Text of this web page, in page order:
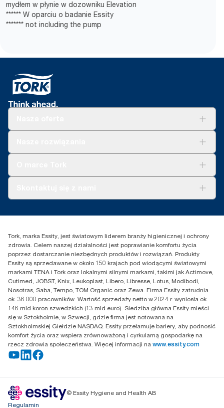
mydłem w płynie w dozowniku Elevation
****** W oparciu o badanie Essity
******* not including the pump
Reklamacja produktu
Przedstawiciele handlowi
Puławska 180
02-670 Warszawa
Polska
Tork, marka Essity, jest światowym liderem branży higienicznej i ochrony
zdrowia. Celem naszej działalności jest poprawianie komfortu życia
poprzez dostarczanie niezbędnych produktów i rozwiązań. Produkty
Essity są sprzedawane w około 150 krajach pod wiodącymi światowymi
markami TENA i Tork oraz lokalnymi silnymi markami, takimi jak Actimove,
Cutimed, JOBST, Knix, Leukoplast, Libero, Libresse, Lotus, Modibodi,
Nosotras, Saba, Tempo, TOM Organic oraz Zewa. Firma Essity zatrudnia
ok. 36 000 pracowników. Wartość sprzedaży netto w 2024 r. wyniosła ok.
146 mld koron szwedzkich (13 mld euro). Siedziba główna Essity mieści
się w Sztokholmie, w Szwecji, gdzie firma jest notowana na
Sztokholmskiej Giełdzie NASDAQ. Essity przełamuje bariery, aby podnosić
komfort życia oraz wspiera zrównoważoną i cyrkularną gospodarkę na
rzecz zdrowia społeczeństwa. Więcej informacji na www.essity.com
© Essity Hygiene and Health AB
Regulamin